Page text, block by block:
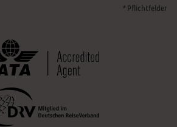
* Pflichtfelder